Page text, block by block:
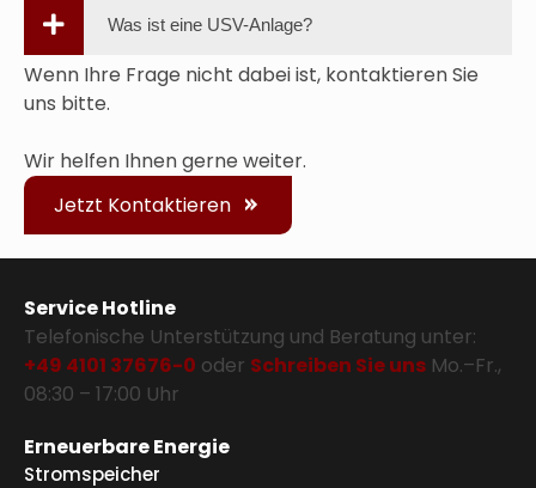
Was ist eine USV-Anlage?
Wenn Ihre Frage nicht dabei ist, kontaktieren Sie
uns bitte.
Wir helfen Ihnen gerne weiter.
Jetzt Kontaktieren
Service Hotline
Telefonische Unterstützung und Beratung unter:
+49 4101 37676-0 oder Schreiben Sie uns Mo.–Fr.,
08:30 – 17:00 Uhr
Erneuerbare Energie
Stromspeicher